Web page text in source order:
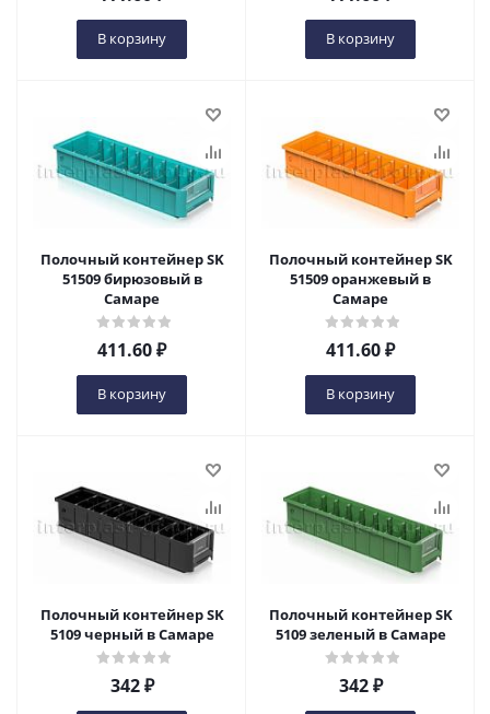
В корзину В корзину
Полочный контейнер SK
51509 бирюзовый в
Самаре
411.60₽
В корзину
Полочный контейнер SK
51509 оранжевый в
Самаре
411.60₽
В корзину
Полочный контейнер SK
5109 черный в Самаре
342₽
Полочный контейнер SK
5109 зеленый в Самаре
342₽